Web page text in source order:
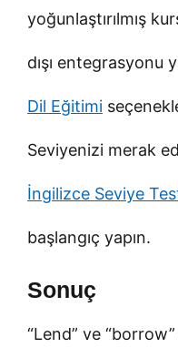
yoğunlaştırılmış
dışı entegrasyonu
Dil Eğitimi
Seviyenizi merak
İngilizce Seviye
başlangıç yapın.
Sonuç
“Lend” ve